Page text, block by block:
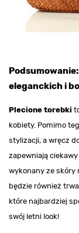
eleganckich i
Plecione torebki
kobiety. Pomimo
stylizacji, a wręcz
zapewniają
wykonany ze skóry
będzie również
które najbardziej
swój letni look!